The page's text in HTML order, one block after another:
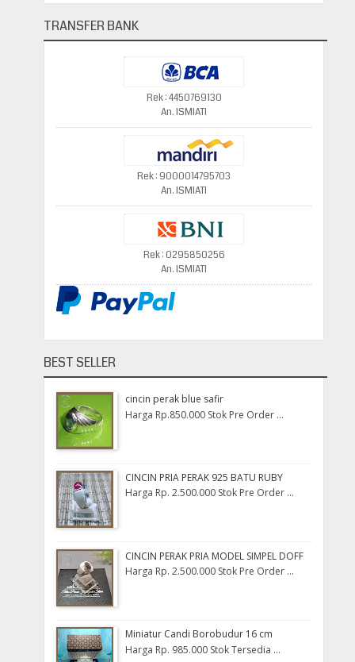
TRANSFER BANK
Rek : 4450769130
An. ISMIATI
Rek : 9000014795703
An. ISMIATI
Rek : 0295850256
An. ISMIATI
BEST SELLER
cincin perak blue safir
Harga Rp.850.000 Stok Pre Order ...
CINCIN PRIA PERAK 925 BATU RUBY
Harga Rp. 2.500.000 Stok Pre Order ...
CINCIN PERAK PRIA MODEL SIMPEL DOFF
Harga Rp. 2.500.000 Stok Pre Order ...
Miniatur Candi Borobudur 16 cm
Harga Rp. 985.000 Stok Tersedia ...